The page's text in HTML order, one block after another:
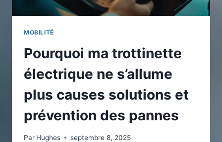
MOBILITÉ
Pourquoi ma trottinette
électrique ne s’allume
plus causes solutions et
prévention des pannes
Par Hughes septembre 8, 2025